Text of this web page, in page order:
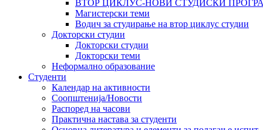
ВТОР ЦИКЛУС-НОВИ СТУДИСКИ
Магистерски теми
Водич за студирање на втор циклус студии
Докторски студии
Докторски студии
Докторски теми
Неформално образование
Студенти
Календар на активности
Соопштенија/Новости
Распоред на часови
Практична настава за студенти